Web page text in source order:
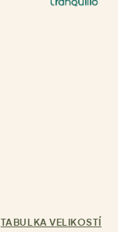
TABULKA VELIKOSTÍ